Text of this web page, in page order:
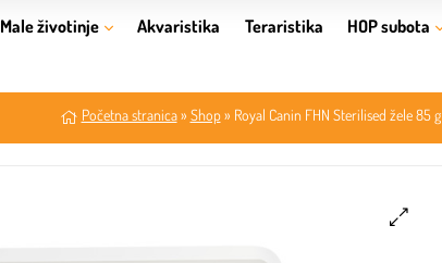
Male životinje Akvaristika Teraristika HOP subota
Početna stranica» Shop» Royal Canin FHN Sterilised žele 85 g